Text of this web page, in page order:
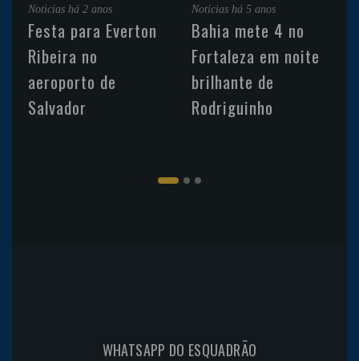
Noticias há 2 anos
Festa para Everton
Ribeira no
aeroporto de
Salvador
Noticias há 5 anos
Bahia mete 4 no
Fortaleza em noite
brilhante de
Rodriguinho
WHATSAPP DO ESQUADRÃO